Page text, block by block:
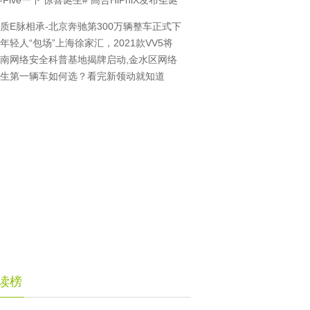
E脉相承-北京奔驰第300万辆整车正式下
轻人“包场”上海徐家汇，2021款VV5将
网络安全科普基地揭牌启动,金水区网络
生第一辆车如何选？看完新领动就知道
榜